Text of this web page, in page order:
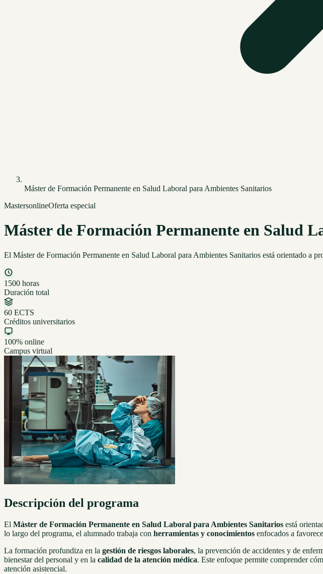
Máster de Formación Permanente en Salud Laboral para Ambientes Sanitarios
MastersonlineOferta especial
Máster de Formación Permanente en Salud
El Máster de Formación Permanente en Salud Laboral para Ambientes Sanitarios está orientado a
1500 horas
Duración total
60 ECTS
Créditos universitarios
100% online
Campus virtual
Descripción del programa
El Máster de Formación Permanente en Salud Laboral para Ambientes Sanitarios está
lo largo del programa, el alumnado trabaja con herramientas y conocimientos enfocados a
La formación profundiza en la gestión de riesgos laborales, la prevención de accidentes y de
bienestar del personal y en la calidad de la atención médica. Este enfoque permite comprender
atención asistencial.